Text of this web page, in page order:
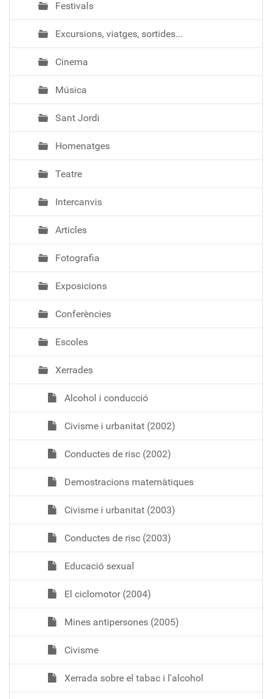
Festivals
Excursions, viatges, sortides...
Cinema
Música
Sant Jordi
Homenatges
Teatre
Intercanvis
Articles
Fotografia
Exposicions
Conferències
Escoles
Xerrades
Alcohol i conducció
Civisme i urbanitat (2002)
Conductes de risc (2002)
Demostracions matemàtiques
Civisme i urbanitat (2003)
Conductes de risc (2003)
Educació sexual
El ciclomotor (2004)
Mines antipersones (2005)
Civisme
Xerrada sobre el tabac i l'alcohol